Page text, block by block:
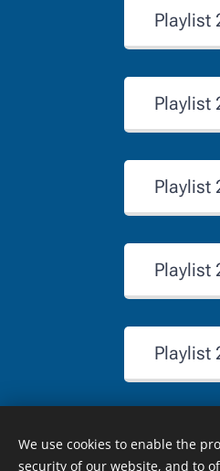
Playlist
Playlist
Playlist
Playlist
Playlist
We use cookies to enable the
security of our website, and to